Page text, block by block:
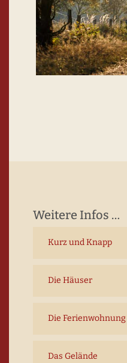
Weitere Infos …
Kurz und Knapp
Die Häuser
Die Ferienwohnung
Das Gelände